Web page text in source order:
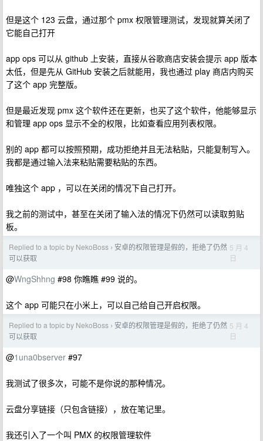
但是这个 123 云盘，通过那个 pmx 权限管理测试，发现就算关闭了
它能自己打开
app ops 可以从 github 上安装，直接从谷歌商店安装会提示 app 版本
太低，但是先从 GitHub 安装之后就能用，我也通过 play 商店内购买
了这个 app 完整版。
但是最近发现 pmx 这个软件还在更新，也买了这个软件，他能够显示
和管理 app ops 显示不全的权限，比如查看应用列表权限。
别的 app 都可以按照预期，成功拒绝并且无法粘贴，只能复制写入。
我都是通过输入法来粘贴需要粘贴的东西。
唯独这个 app ，可以在关闭的情况下自己打开。
我之前的测试中，甚至在关闭了输入法的情况下仍然可以读取剪贴
板。
Replied to a topic by NekoBoss › 安卓的权限管理是假的，拒绝了仍然
可以获取
5 月 4
日
@WngShhng #98 你瞧瞧 #99 说的。
这个 app 可能只在小米上，可以自己给自己开启权限。
Replied to a topic by NekoBoss › 安卓的权限管理是假的，拒绝了仍然
可以获取
5 月 4
日
@1una0bserver #97
我测试了很多次，可能不是你说的那种情况。
云盘分享链接（只包含链接），放在笔记里。
我还引入了一个叫 PMX 的权限管理软件